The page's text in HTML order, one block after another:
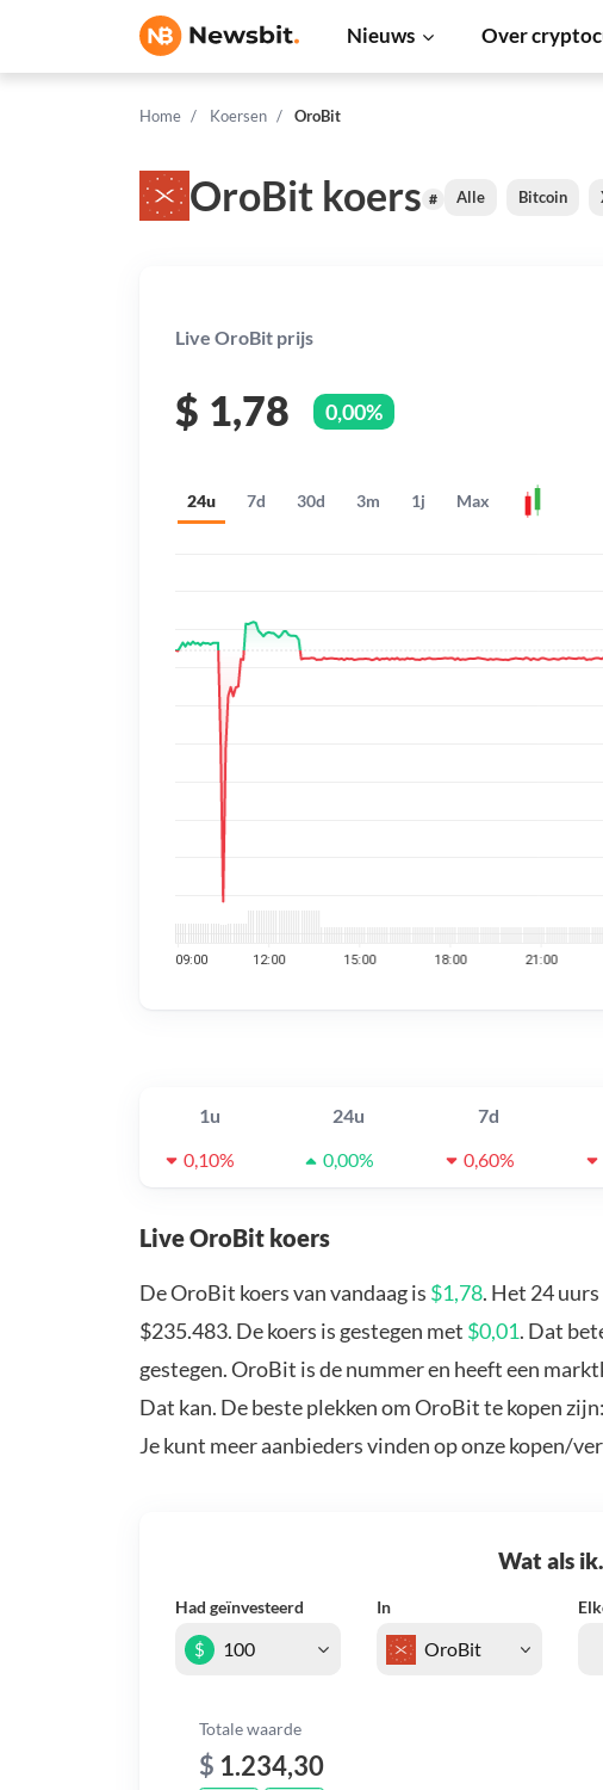
Nieuws Over
Home Koersen OroBit
OroBit koers # Alle Bitcoin
Live OroBit prijs
$ 1,78 0,00%
24u 7d 30d 3m 1j Max
1u 24u 7d
0,10%
0,00% 0,60%
Live OroBit koers
De OroBit koers van vandaag is $1,78. Het 24
$235.483. De koers is gestegen met $0,01. Dat
gestegen. OroBit is de nummer en heeft een
Dat kan. De beste plekken om OroBit te kopen
Je kunt meer aanbieders vinden op onze kopen/
Wat als
Had geïnvesteerd In
$
Totale waarde
$ 1.234,30